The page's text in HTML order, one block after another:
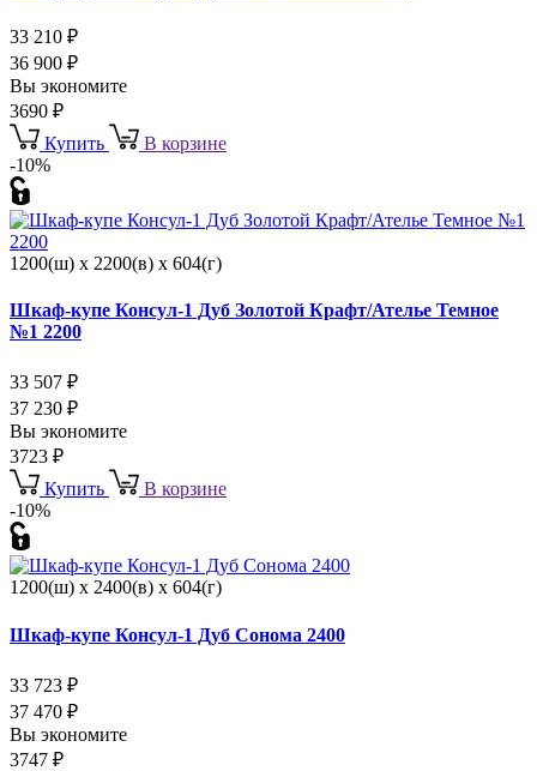
33 210 ₽
36 900 ₽
Вы экономите
3690 ₽
Купить
В корзине
-10%
1200(ш) x 2200(в) x 604(г)
Шкаф-купе Консул-1 Дуб Золотой Крафт/Ателье Темное
№1 2200
33 507 ₽
37 230 ₽
Вы экономите
3723 ₽
Купить
В корзине
-10%
1200(ш) x 2400(в) x 604(г)
Шкаф-купе Консул-1 Дуб Сонома 2400
33 723 ₽
37 470 ₽
Вы экономите
3747 ₽